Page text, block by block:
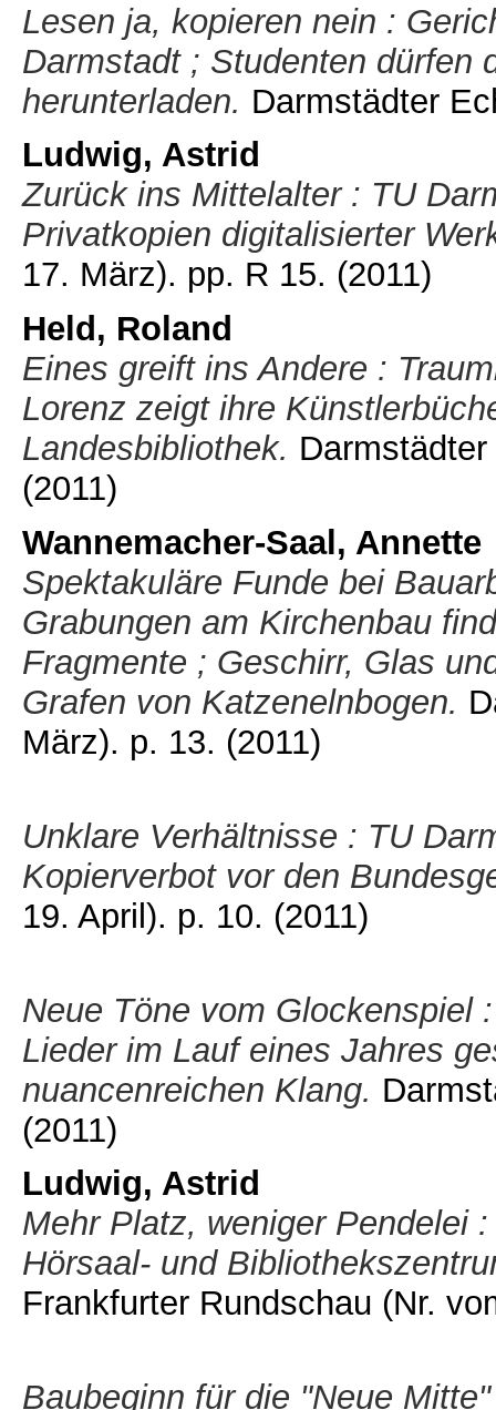
Lesen ja, kopieren nein :
Darmstadt ; Studenten dürfen
herunterladen. Darmstädter
Ludwig, Astrid
Zurück ins Mittelalter : TU
Privatkopien digitalisierter
17. März). pp. R 15. (2011)
Held, Roland
Eines greift ins Andere :
Lorenz zeigt ihre
Landesbibliothek.
(2011)
Wannemacher-Saal, Annette
Spektakuläre Funde bei
Grabungen am Kirchenbau
Fragmente ; Geschirr, Glas
Grafen von Katzenelnbogen.
März). p. 13. (2011)
Unklare Verhältnisse : TU
Kopierverbot vor den
19. April). p. 10. (2011)
Neue Töne vom Glockenspiel
Lieder im Lauf eines Jahres
nuancenreichen Klang.
(2011)
Ludwig, Astrid
Mehr Platz, weniger Pendelei
Hörsaal- und
Frankfurter Rundschau (Nr.
Baubeginn für die "Neue